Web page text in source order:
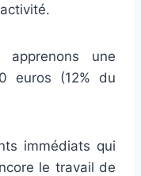
apprenons une
euros (12% du
immédiats qui
le travail de